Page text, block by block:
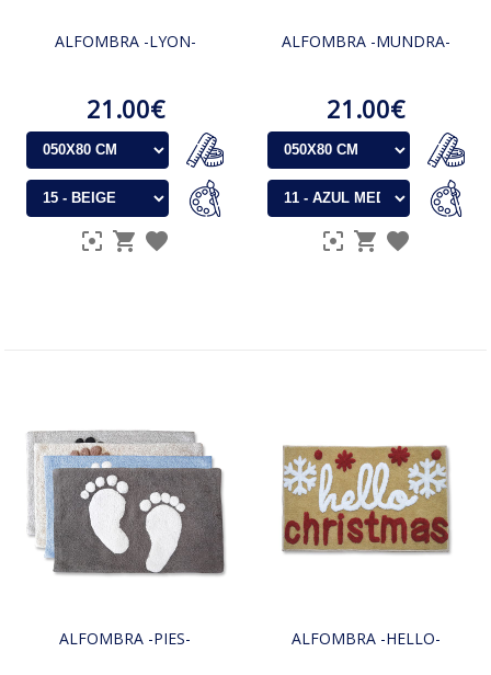
ALFOMBRA -LYON-
21.00€
ALFOMBRA -MUNDRA-
21.00€
ALFOMBRA -PIES- ALFOMBRA -HELLO-